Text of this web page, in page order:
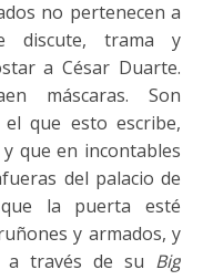
no pertenecen a
discute, trama y
a César Duarte.
máscaras. Son
el que esto escribe,
que en incontables
del palacio de
la puerta esté
y armados, y
a través de su Big